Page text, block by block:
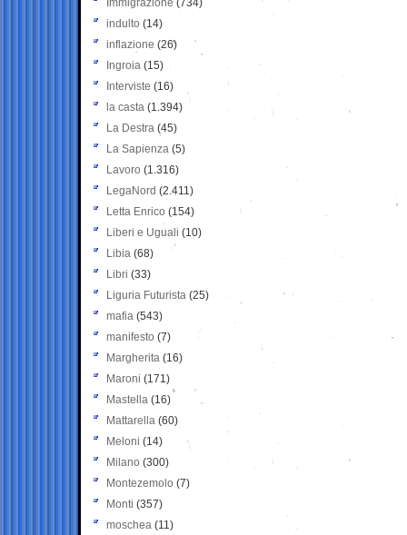
Immigrazione (734)
indulto (14)
inflazione (26)
Ingroia (15)
Interviste (16)
la casta (1.394)
La Destra (45)
La Sapienza (5)
Lavoro (1.316)
LegaNord (2.411)
Letta Enrico (154)
Liberi e Uguali (10)
Libia (68)
Libri (33)
Liguria Futurista (25)
mafia (543)
manifesto (7)
Margherita (16)
Maroni (171)
Mastella (16)
Mattarella (60)
Meloni (14)
Milano (300)
Montezemolo (7)
Monti (357)
moschea (11)